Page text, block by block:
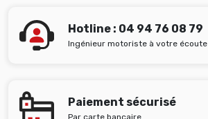
Hotline : 04 94 76 08 79
Ingénieur motoriste à votre écoute
Paiement sécurisé
Par carte bancaire